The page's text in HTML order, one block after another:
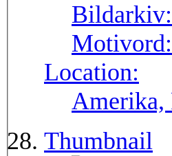
Bildarkiv:
Motivord:
Location:
Amerika,
Thumbnail